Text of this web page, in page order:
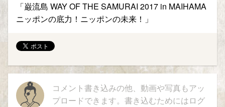
「巌流島 WAY OF THE SAMURAI 2017 in MAIHAMA
ニッポンの底力！ニッポンの未来！」
コメント書き込みの他、動画や写真もアッ
プロードできます。書き込むためにはログ